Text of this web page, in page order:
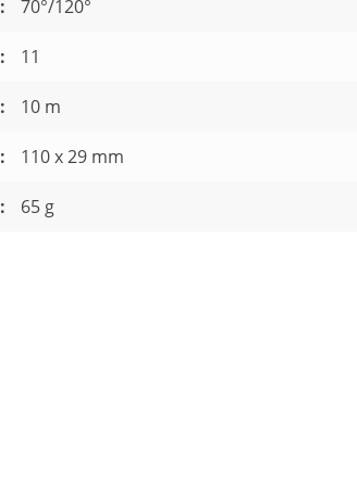
70°/120°
11
10 m
110 x 29 mm
65 g